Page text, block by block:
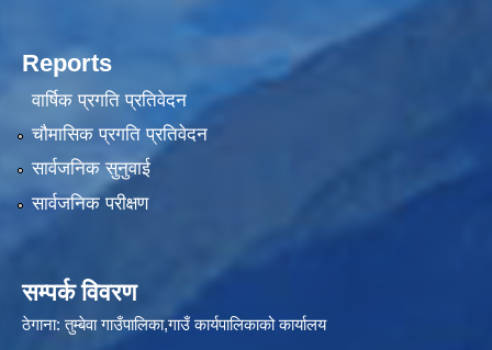
Reports
वार्षिक प्रगति प्रतिवेदन
चौमासिक प्रगति प्रतिवेदन
सार्वजनिक सुनुवाई
सार्वजनिक परीक्षण
सम्पर्क विवरण
ठेगाना: तुम्बेवा गाउँपालिका,गाउँ कार्यपालिकाको कार्यालय